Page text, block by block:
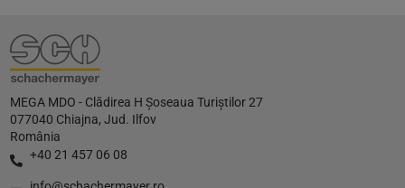
MEGA MDO - Clădirea H Șoseaua Turiștilor 27
077040 Chiajna, Jud. Ilfov
România
+40 21 457 06 08